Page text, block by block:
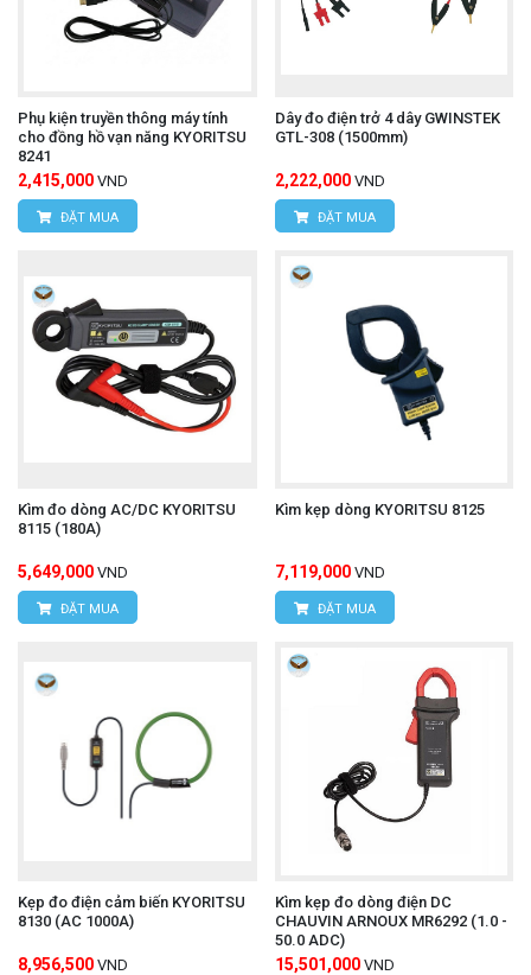
Phụ kiện truyền thông máy tính
cho đồng hồ vạn năng KYORITSU
8241
2,415,000 VND
ĐẶT MUA
Dây đo điện trở 4 dây GWINSTEK
GTL-308 (1500mm)
2,222,000 VND
ĐẶT MUA
Kìm đo dòng AC/DC KYORITSU
8115 (180A)
5,649,000 VND
ĐẶT MUA
Kìm kẹp dòng KYORITSU 8125
7,119,000 VND
ĐẶT MUA
Kẹp đo điện cảm biến KYORITSU
8130 (AC 1000A)
8,956,500 VND
Kìm kẹp đo dòng điện DC
CHAUVIN ARNOUX MR6292 (1.0 -
50.0 ADC)
15,501,000 VND